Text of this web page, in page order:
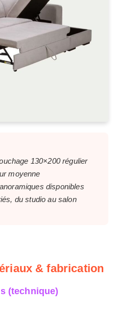
130×200 régulier
moyenne
disponibles
du studio au salon
& fabrication
(technique)